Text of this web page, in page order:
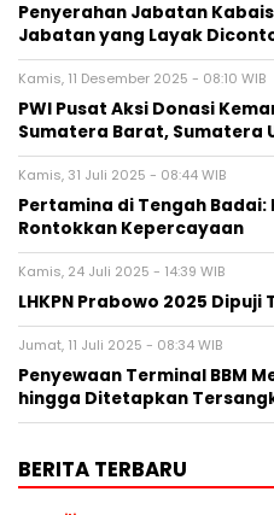
Penyerahan Jabatan
Jabatan yang Layak
Kamis, 11 Desember 2025 - 08:10 WIB
PWI Pusat Aksi Donasi
Sumatera Barat, Sumatera
Kamis, 31 Juli 2025 - 08:44 WIB
Pertamina di Tengah Badai:
Rontokkan Kepercayaan
Kamis, 24 Juli 2025 - 14:39 WIB
LHKPN Prabowo 2025
Jumat, 11 Juli 2025 - 08:34 WIB
Penyewaan Terminal BBM
hingga Ditetapkan
BERITA TERBARU